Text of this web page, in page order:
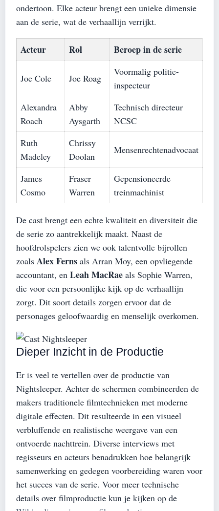
ondertoon. Elke acteur brengt een unieke dimensie
aan de serie, wat de verhaallijn verrijkt.
Acteur Rol Beroep in de serie
Joe Cole Joe Roag
Voormalig politie-
inspecteur
Alexandra
Roach
Abby
Aysgarth
Technisch directeur
NCSC
Ruth
Madeley
Chrissy
Doolan
Mensenrechtenadvocaat
James
Cosmo
Fraser
Warren
Gepensioneerde
treinmachinist
De cast brengt een echte kwaliteit en diversiteit die
de serie zo aantrekkelijk maakt. Naast de
hoofdrolspelers zien we ook talentvolle bijrollen
zoals Alex Ferns als Arran Moy, een opvliegende
accountant, en Leah MacRae als Sophie Warren,
die voor een persoonlijke kijk op de verhaallijn
zorgt. Dit soort details zorgen ervoor dat de
personages geloofwaardig en menselijk overkomen.
Dieper Inzicht in de Productie
Er is veel te vertellen over de productie van
Nightsleeper. Achter de schermen combineerden de
makers traditionele filmtechnieken met moderne
digitale effecten. Dit resulteerde in een visueel
verbluffende en realistische weergave van een
ontvoerde nachttrein. Diverse interviews met
regisseurs en acteurs benadrukken hoe belangrijk
samenwerking en gedegen voorbereiding waren voor
het succes van de serie. Voor meer technische
details over filmproductie kun je kijken op de